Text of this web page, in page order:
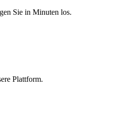
Sie in Minuten los.
Plattform.